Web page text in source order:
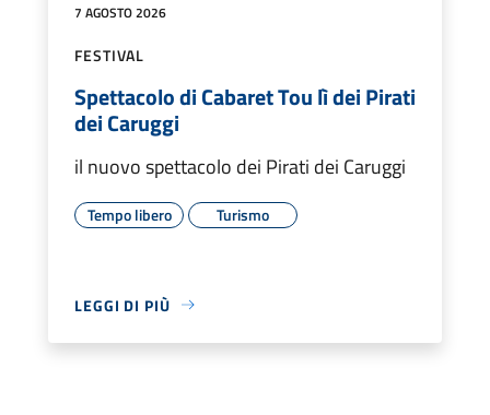
7 AGOSTO 2026
FESTIVAL
Spettacolo di Cabaret Tou lì dei Pirati
dei Caruggi
il nuovo spettacolo dei Pirati dei Caruggi
Tempo libero Turismo
LEGGI DI PIÙ